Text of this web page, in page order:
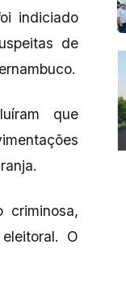
indiciado
de
que
criminosa,
O